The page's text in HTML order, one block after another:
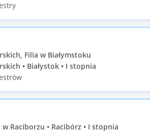
Filia w Białymstoku
• Białystok • I stopnia
Raciborzu • Racibórz • I stopnia